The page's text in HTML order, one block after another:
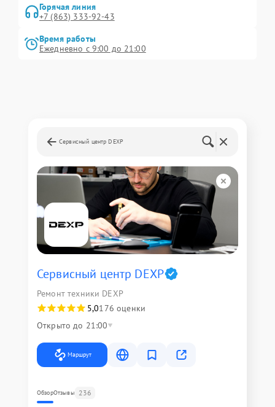
Горячая линия
+7 (863) 333-92-43
Время работы
Ежедневно с 9:00 до 21:00
Сервисный центр DEXP
Сервисный центр DEXP
Ремонт техники DEXP
5,0176 оценки
Открыто до 21:00
Маршрут
ОбзорОтзывы 236